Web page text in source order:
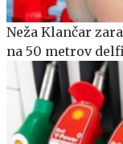
Neža Klančar
na 50 metrov